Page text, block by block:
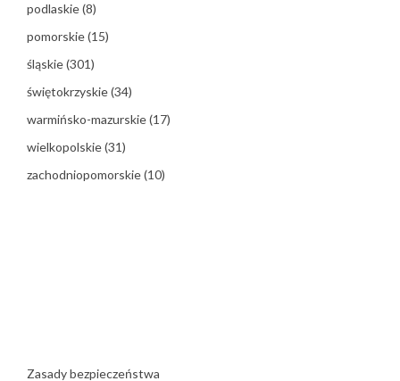
podlaskie(8)
pomorskie(15)
śląskie(301)
świętokrzyskie(34)
warmińsko-mazurskie(17)
wielkopolskie(31)
zachodniopomorskie(10)
Zasady bezpieczeństwa